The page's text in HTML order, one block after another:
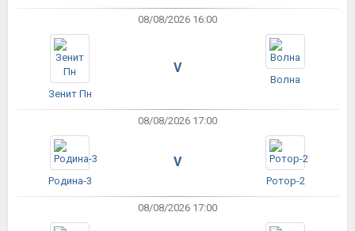
08/08/2026 16:00
Зенит Пн
V
Волна
08/08/2026 17:00
Родина-3
V
Ротор-2
08/08/2026 17:00